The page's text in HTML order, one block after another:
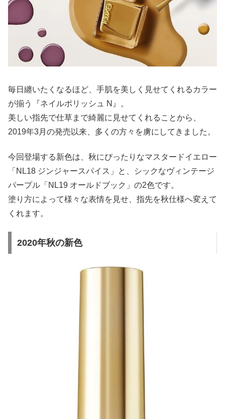
毎日纏いたくなるほど、手肌を美しく見せてくれるカラー
が揃う『ネイルポリッシュ N』。
美しい指先で仕草まで綺麗に見せてくれることから、
2019年3月の発売以来、多くの方々を虜にしてきました。
今回登場する新色は、秋にぴったりなマスタードイエロー
「NL18 ジンジャースパイス」と、シックなヴィンテージ
パープル「NL19 オールドブック」の2色です。
塗り方によって様々な表情を見せ、指先を秋仕様へ変えて
くれます。
2020年秋の新色